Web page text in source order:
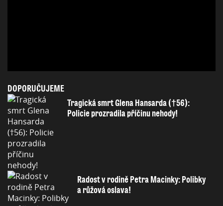
DOPORUČUJEME
Tragická smrt Glena Hansarda (†56):
Policie prozradila příčinu nehody!
Radost v rodině Petra Macinky: Polibky
a růžová oslava!